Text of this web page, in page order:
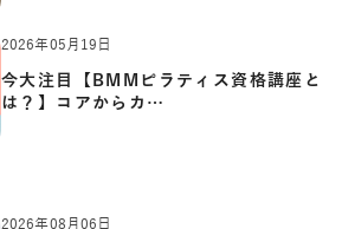
2026年05月19日
今大注目【BMMピラティス資格講座と
は？】コアからカ…
2026年08月06日